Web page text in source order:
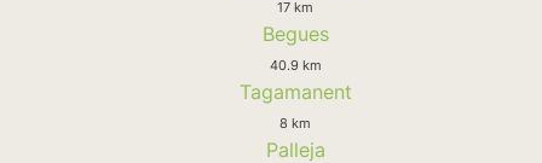
17 km
Begues
40.9 km
Tagamanent
8 km
Palleja